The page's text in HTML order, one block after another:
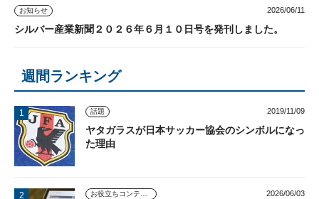
お知らせ 2026/06/11
シルバー産業新聞２０２６年６月１０日号を発刊しました。
週間ランキング
話題 2019/11/09
ヤタガラスが日本サッカー協会のシンボルになっ
た理由
お役立ちコンテンツ 2026/06/03